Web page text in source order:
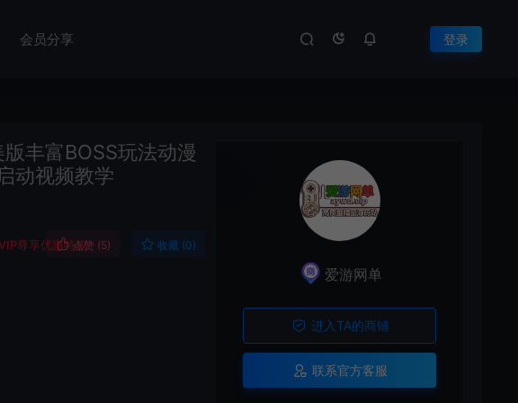
会员分享 登录
丰富BOSS玩法动漫
动视频教学
尊享优惠特权
点赞 (5) 收藏 (0)
爱游网单
进入TA的商铺
联系官方客服